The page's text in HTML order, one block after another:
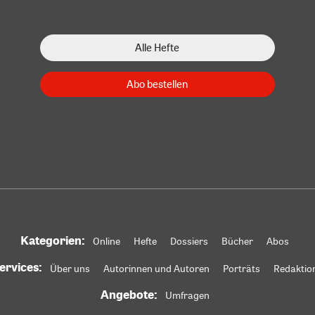
Alle Hefte
Abo bestellen
Kategorien: Online Hefte Dossiers Bücher Abos
Über uns Autorinnen und Autoren Porträts
Angebote: Umfragen